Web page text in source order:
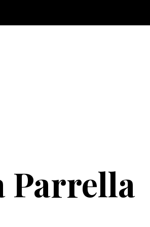
Parrella